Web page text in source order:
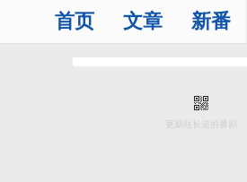
首页 文章 新番
更新站长追的番剧